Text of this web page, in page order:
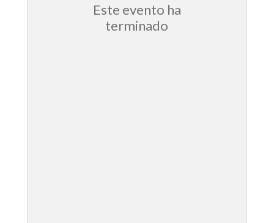
Este evento ha
terminado